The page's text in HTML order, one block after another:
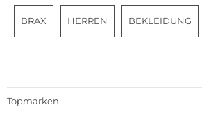
BRAX HERREN BEKLEIDUNG
Topmarken